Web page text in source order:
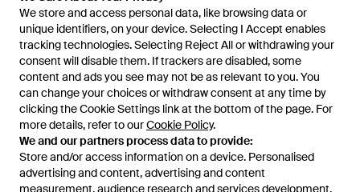
We store and access personal data, like browsing data or
unique identifiers, on your device. Selecting I Accept enables
tracking technologies. Selecting Reject All or withdrawing your
consent will disable them. If trackers are disabled, some
content and ads you see may not be as relevant to you. You
can change your choices or withdraw consent at any time by
clicking the Cookie Settings link at the bottom of the page. For
more details, refer to ourCookie Policy.
We and our partners process data to provide:
Store and/or access information on a device. Personalised
advertising and content, advertising and content
measurement, audience research and services development.
We store and access personal data, like browsing data or
unique identifiers, on your device. Selecting I Accept enables
tracking technologies. Selecting Reject All or withdrawing your
consent will disable them. If trackers are disabled, some
content and ads you see may not be as relevant to you. You
can change your choices or withdraw consent at any time by
clicking the Cookie Settings link at the bottom of the page. For
more details, refer to ourCookie Policy.
We and our partners process data to provide:
Store and/or access information on a device. Personalised
advertising and content, advertising and content
measurement, audience research and services development.
Contraste Silea En Color
Marrón Talla - Marrón
EnREVOLVE
AGOTADO
Mostrando 51 de 51